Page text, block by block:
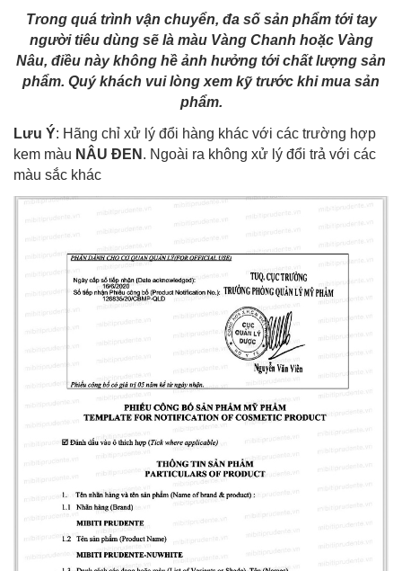
Trong quá trình vận chuyển, đa số sản phẩm tới tay
người tiêu dùng sẽ là màu Vàng Chanh hoặc Vàng
Nâu, điều này không hề ảnh hưởng tới chất lượng sản
phẩm. Quý khách vui lòng xem kỹ trước khi mua sản
phẩm.
Lưu Ý: Hãng chỉ xử lý đổi hàng khác với các trường hợp
kem màu NÂU ĐEN . Ngoài ra không xử lý đổi trả với các
màu sắc khác